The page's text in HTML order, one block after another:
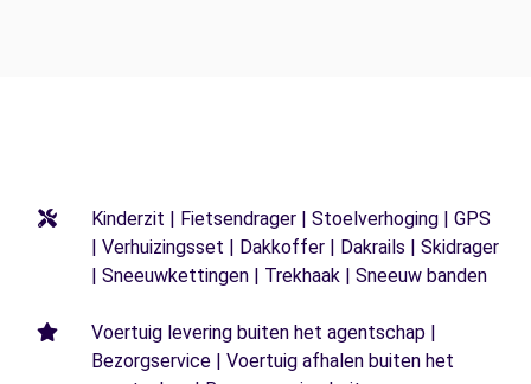
Kinderzit | Fietsendrager | Stoelverhoging | GPS
| Verhuizingsset | Dakkoffer | Dakrails | Skidrager
| Sneeuwkettingen | Trekhaak | Sneeuw banden
Voertuig levering buiten het agentschap |
Bezorgservice | Voertuig afhalen buiten het